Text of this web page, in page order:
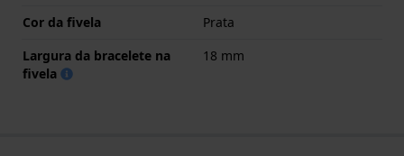
Cor da fivela
Prata
Largura da bracelete na
fivela
18 mm